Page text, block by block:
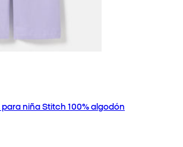
niña Stitch 100% algodón